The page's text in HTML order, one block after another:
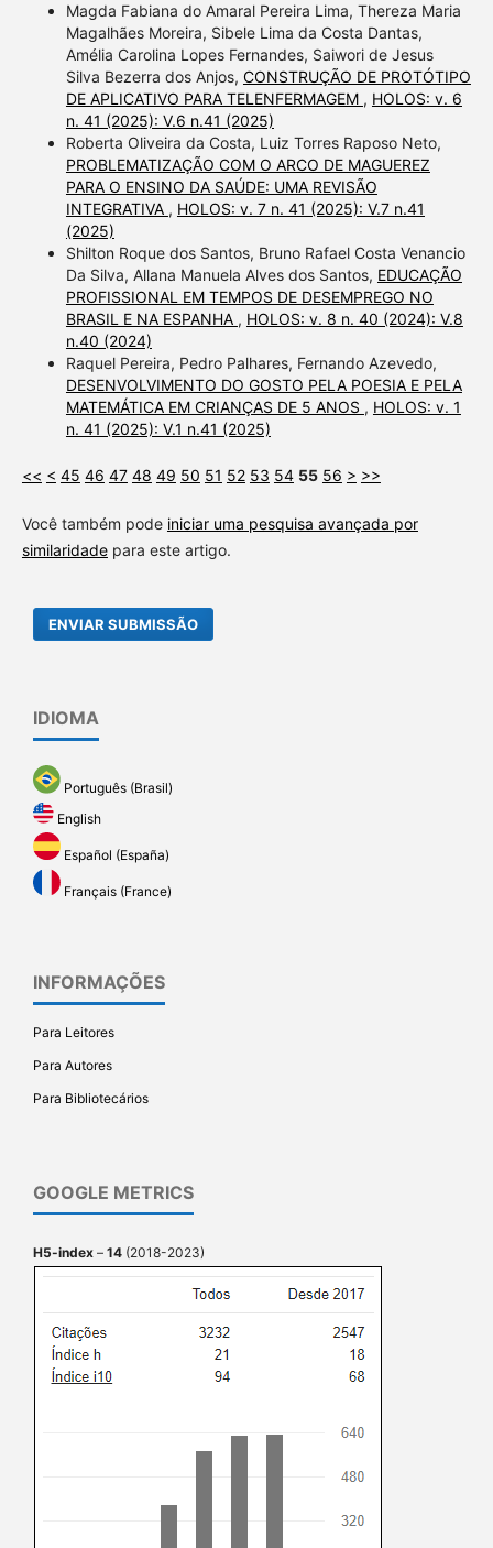
Magda Fabiana do Amaral Pereira Lima, Thereza Maria
Magalhães Moreira, Sibele Lima da Costa Dantas,
Amélia Carolina Lopes Fernandes, Saiwori de Jesus
Silva Bezerra dos Anjos, CONSTRUÇÃO DE PROTÓTIPO
DE APLICATIVO PARA TELENFERMAGEM , HOLOS: v. 6
n. 41 (2025): V.6 n.41 (2025)
Roberta Oliveira da Costa, Luiz Torres Raposo Neto,
PROBLEMATIZAÇÃO COM O ARCO DE MAGUEREZ
PARA O ENSINO DA SAÚDE: UMA REVISÃO
INTEGRATIVA , HOLOS: v. 7 n. 41 (2025): V.7 n.41
(2025)
Shilton Roque dos Santos, Bruno Rafael Costa Venancio
Da Silva, Allana Manuela Alves dos Santos, EDUCAÇÃO
PROFISSIONAL EM TEMPOS DE DESEMPREGO NO
BRASIL E NA ESPANHA , HOLOS: v. 8 n. 40 (2024): V.8
n.40 (2024)
Raquel Pereira, Pedro Palhares, Fernando Azevedo,
DESENVOLVIMENTO DO GOSTO PELA POESIA E PELA
MATEMÁTICA EM CRIANÇAS DE 5 ANOS , HOLOS: v. 1
n. 41 (2025): V.1 n.41 (2025)
<< < 45 46 47 48 49 50 51 52 53 54 55 56 > >>
Você também pode iniciar uma pesquisa avançada por
similaridadepara este artigo.
ENVIAR SUBMISSÃO
IDIOMA
Português (Brasil)
English
Español (España)
Français (France)
INFORMAÇÕES
Para Leitores
Para Autores
Para Bibliotecários
GOOGLE METRICS
H5-index – 14 (2018-2023)